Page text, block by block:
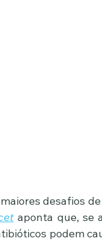
desafios
aponta que, se
podem